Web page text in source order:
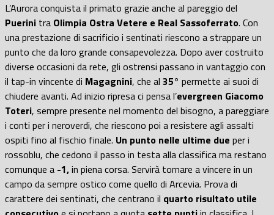
L’Aurora conquista il primato grazie anche al pareggio del
Puerini tra Olimpia Ostra Vetere e Real Sassoferrato. Con
una prestazione di sacrificio i sentinati riescono a strappare un
punto che da loro grande consapevolezza. Dopo aver costruito
diverse occasioni da rete, gli ostrensi passano in vantaggio con
il tap-in vincente di Magagnini, che al 35° permette ai suoi di
chiudere avanti. Ad inizio ripresa ci pensa l’evergreen Giacomo
Toteri, sempre presente nel momento del bisogno, a pareggiare
i conti per i neroverdi, che riescono poi a resistere agli assalti
ospiti fino al fischio finale. Un punto nelle ultime due per i
rossoblu, che cedono il passo in testa alla classifica ma restano
comunque a -1,in piena corsa. Servirà tornare a vincere in un
campo da sempre ostico come quello di Arcevia. Prova di
carattere dei sentinati, che centrano il quarto risultato utile